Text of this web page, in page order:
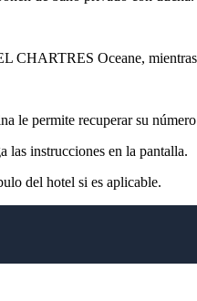
Oceane,
le permite recuperar su
las instrucciones en la pantalla.
del hotel si es aplicable.